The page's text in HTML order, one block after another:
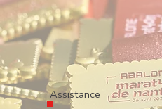
Assistance